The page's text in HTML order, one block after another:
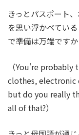
きっとパスポート
を思い浮かべてい
で準備は万端ですか
（You’re
clothes, electronic
but do you really
all of that?）